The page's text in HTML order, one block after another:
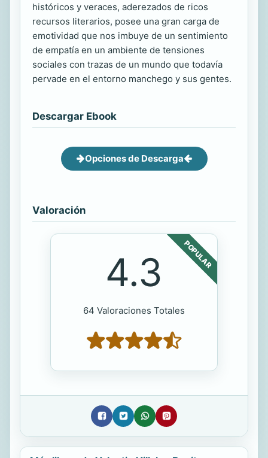
históricos y veraces, aderezados de ricos
recursos literarios, posee una gran carga de
emotividad que nos imbuye de un sentimiento
de empatía en un ambiente de tensiones
sociales con trazas de un mundo que todavía
pervade en el entorno manchego y sus gentes.
Descargar Ebook
Opciones de Descarga
Valoración
POPULAR
4.3
64 Valoraciones Totales